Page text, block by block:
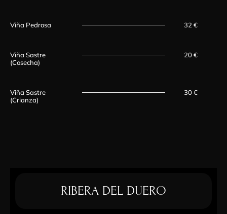
Viña Pedrosa 32 €
Viña Sastre
(Cosecha)
20 €
Viña Sastre
(Crianza)
30 €
RIBERA DEL DUERO